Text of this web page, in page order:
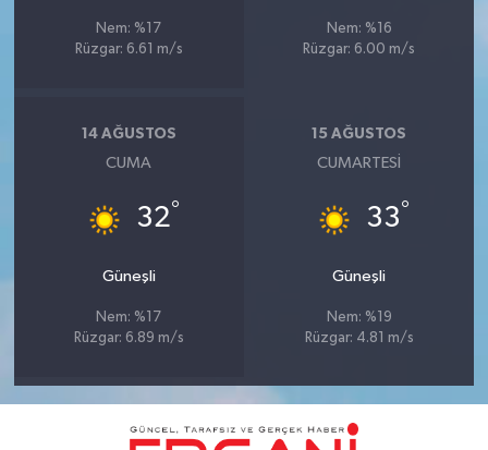
Nem: %17
Rüzgar: 6.61 m/s
Nem: %16
Rüzgar: 6.00 m/s
14 AĞUSTOS
CUMA
32°
Güneşli
Nem: %17
Rüzgar: 6.89 m/s
15 AĞUSTOS
CUMARTESI
33°
Güneşli
Nem: %19
Rüzgar: 4.81 m/s